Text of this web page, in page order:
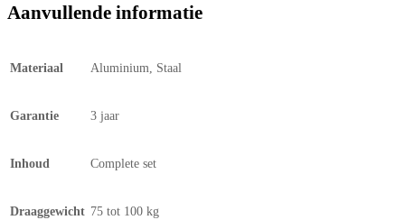
Aanvullende informatie
Materiaal Aluminium, Staal
Garantie 3 jaar
Inhoud Complete set
Draaggewicht 75 tot 100 kg